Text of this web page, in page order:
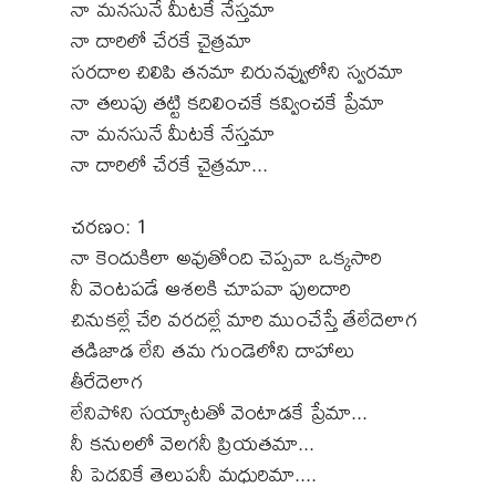
నా మనసునే మీటకే నేస్తమా
నా దారిలో చేరకే చైత్రమా
సరదాల చిలిపి తనమా చిరునవ్వులోని స్వరమా
నా తలుపు తట్టి కదిలించకే కవ్వించకే ప్రేమా
నా మనసునే మీటకే నేస్తమా
నా దారిలో చేరకే చైత్రమా...
చరణం: 1
నా కెందుకిలా అవుతోంది చెప్పవా ఒక్కసారి
నీ వెంటపడే ఆశలకి చూపవా పులదారి
చినుకల్లే చేరి వరదల్లే మారి ముంచేస్తే తేలేదెలాగ
తడిజాడ లేని తమ గుండెలోని దాహాలు
తీరేదెలాగ
లేనిపోని సయ్యాటతో వెంటాడకే ప్రేమా...
నీ కనులలో వెలగనీ ప్రియతమా...
నీ పెదవికే తెలుపనీ మధురిమా....